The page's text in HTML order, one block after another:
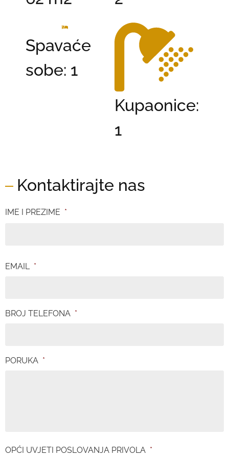
Spavaće
sobe: 1
Kupaonice:
1
Kontaktirajte nas
IME I PREZIME *
EMAIL *
BROJ TELEFONA *
PORUKA *
OPĆI UVJETI POSLOVANJA PRIVOLA *